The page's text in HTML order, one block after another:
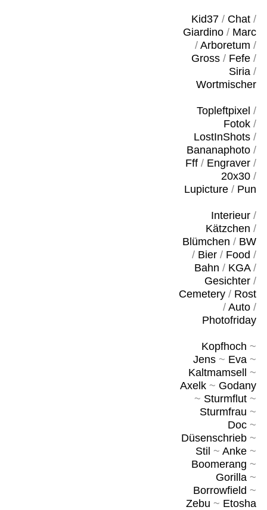
Kid37/ Chat/
Giardino/ Marc
/ Arboretum /
Gross/ Fefe/
Siria/
Wortmischer
Topleftpixel /
Fotok/
LostInShots/
Bananaphoto/
Fff/ Engraver/
20x30/
Lupicture/ Pun
Interieur/
Kätzchen /
Blümchen / BW
/ Bier/ Food /
Bahn / KGA/
Gesichter/
Cemetery/ Rost
/ Auto/
Photofriday
Kopfhoch ~
Jens~ Eva~
Kaltmamsell
~
Axelk~ Godany
~ Sturmflut~
Sturmfrau ~
Doc~
Düsenschrieb~
Stil ~ Anke~
Boomerang ~
Gorilla~
Borrowfield ~
Zebu ~ Etosha